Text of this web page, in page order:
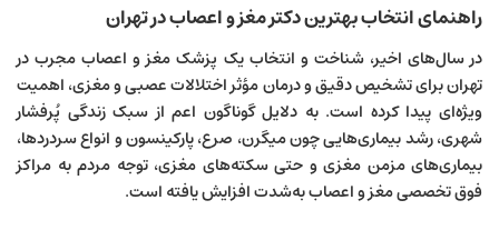
راهنمای انتخاب بهترین دکتر مغز و اعصاب در تهران
در سال‌های اخیر، شناخت و انتخاب یک پزشک مغز و اعصاب مجرب در
تهران برای تشخیص دقیق و درمان مؤثر اختلالات عصبی و مغزی، اهمیت
ویژه‌ای پیدا کرده است. به دلایل گوناگون اعم از سبک زندگی پُرفشار
شهری، رشد بیماری‌هایی چون میگرن، صرع، پارکینسون و انواع سردردها،
بیماری‌های مزمن مغزی و حتی سکته‌های مغزی، توجه مردم به مراکز
فوق تخصصی مغز و اعصاب به‌شدت افزایش یافته است.